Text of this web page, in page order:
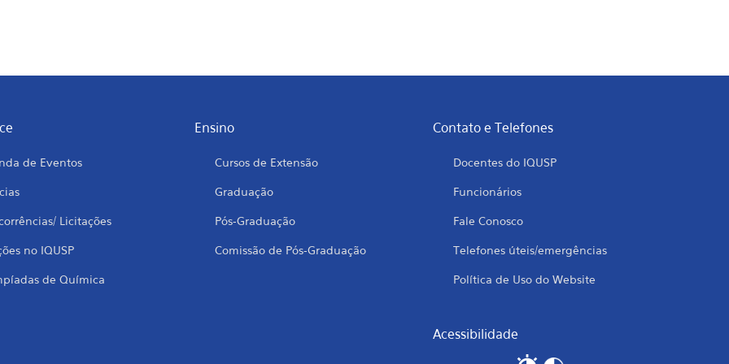
de Eventos
Licitações
no IQUSP
de Química
Ensino
Cursos de Extensão
Graduação
Pós-Graduação
Comissão de Pós-Graduação
Contato e Telefones
Docentes do IQUSP
Funcionários
Fale Conosco
Telefones úteis/emergências
Política de Uso do Website
Acessibilidade